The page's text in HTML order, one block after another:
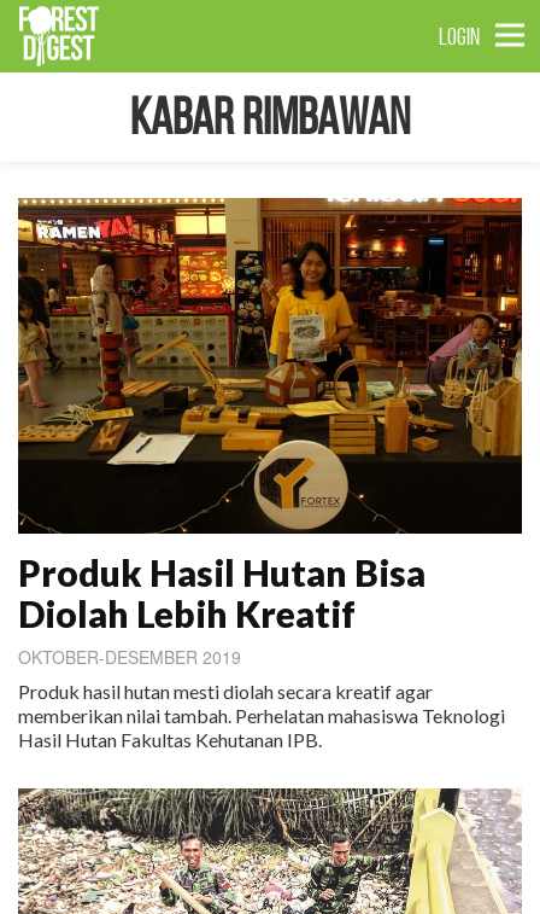
LOGIN
Kabar Rimbawan
Produk Hasil Hutan Bisa
Diolah Lebih Kreatif
OKTOBER-DESEMBER 2019
Produk hasil hutan mesti diolah secara kreatif agar
memberikan nilai tambah. Perhelatan mahasiswa Teknologi
Hasil Hutan Fakultas Kehutanan IPB.